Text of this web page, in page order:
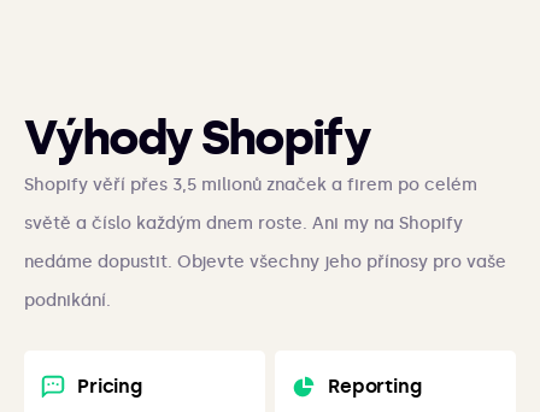
Výhody Shopify
Shopify věří přes 3,5 milionů značek a firem po celém
světě a číslo každým dnem roste. Ani my na Shopify
nedáme dopustit. Objevte všechny jeho přínosy pro vaše
podnikání.
Pricing Reporting